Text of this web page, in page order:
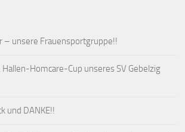
– unsere Frauensportgruppe!!
Hallen-Homcare-Cup unseres SV Gebelzig
und DANKE!!